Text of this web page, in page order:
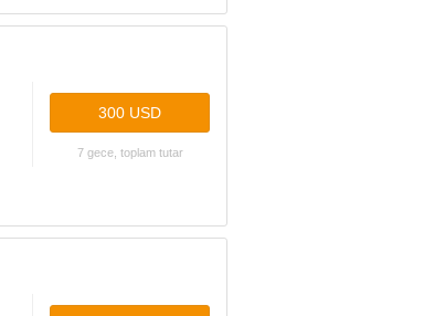
300 USD
7 gece, toplam tutar